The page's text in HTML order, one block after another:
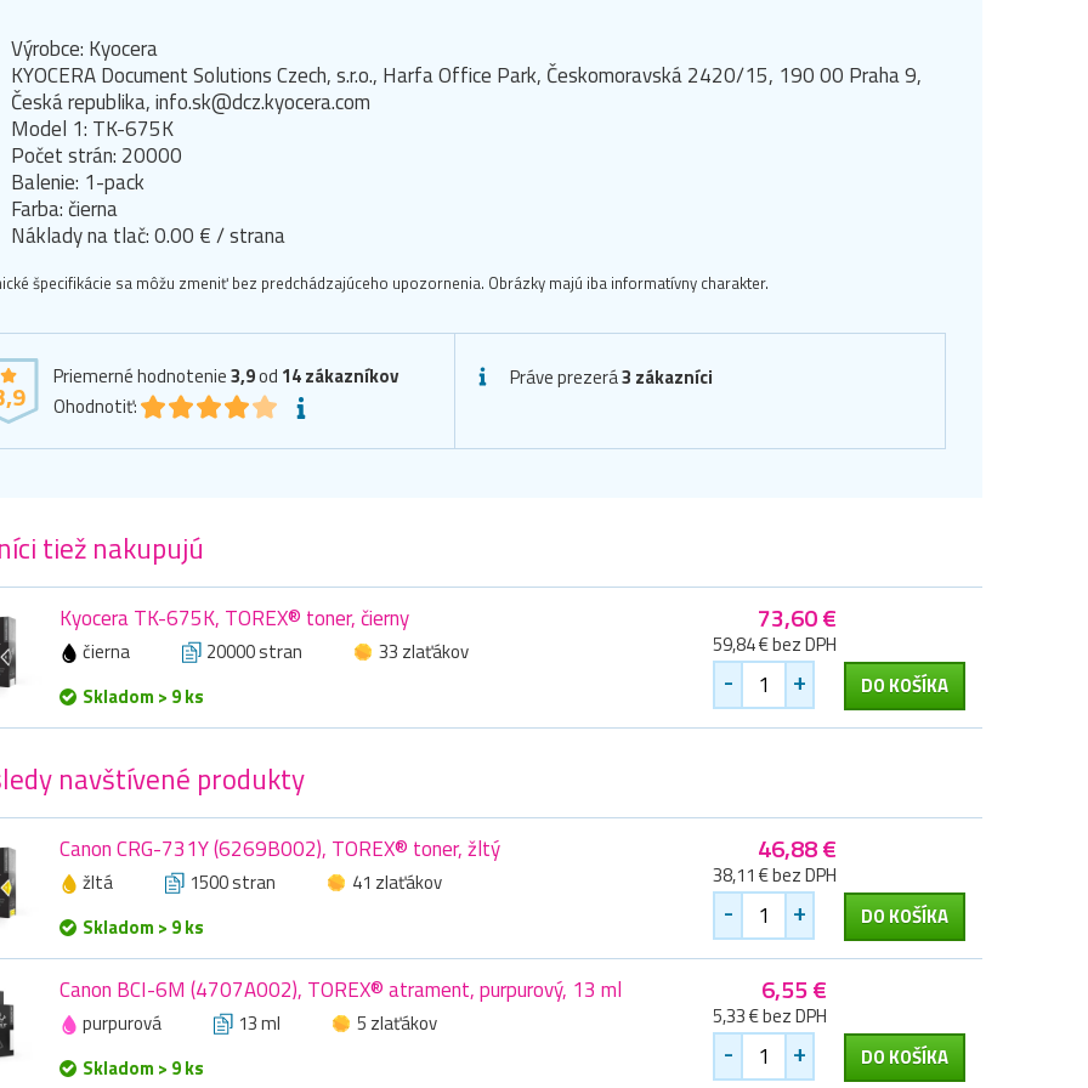
Výrobce: Kyocera
KYOCERA Document Solutions Czech, s.r.o., Harfa Office Park, Českomoravská 2420/15, 190 00 Praha 9,
Česká republika, info.sk@dcz.kyocera.com
Model 1: TK-675K
Počet strán: 20000
Balenie: 1-pack
Farba: čierna
Náklady na tlač: 0.00 € / strana
špecifikácie sa môžu zmeniť bez predchádzajúceho upozornenia. Obrázky majú iba informatívny charakter.
Priemerné hodnotenie3,9od 14zákazníkov
Ohodnotiť:
Práve prezerá3 zákazníci
tiež nakupujú
Kyocera TK-675K, TOREX® toner, čierny
čierna 20000 stran
33 zlaťákov
Skladom > 9 ks
73,60 €
59,84 € bez DPH
- + DO KOŠÍKA
navštívené produkty
Canon CRG-731Y (6269B002), TOREX® toner, žltý
žltá 1500 stran
41 zlaťákov
Skladom > 9 ks
46,88 €
38,11 € bez DPH
- + DO KOŠÍKA
Canon BCI-6M (4707A002), TOREX® atrament, purpurový, 13 ml
purpurová 13 ml
5 zlaťákov
Skladom > 9 ks
6,55 €
5,33 € bez DPH
- + DO KOŠÍKA